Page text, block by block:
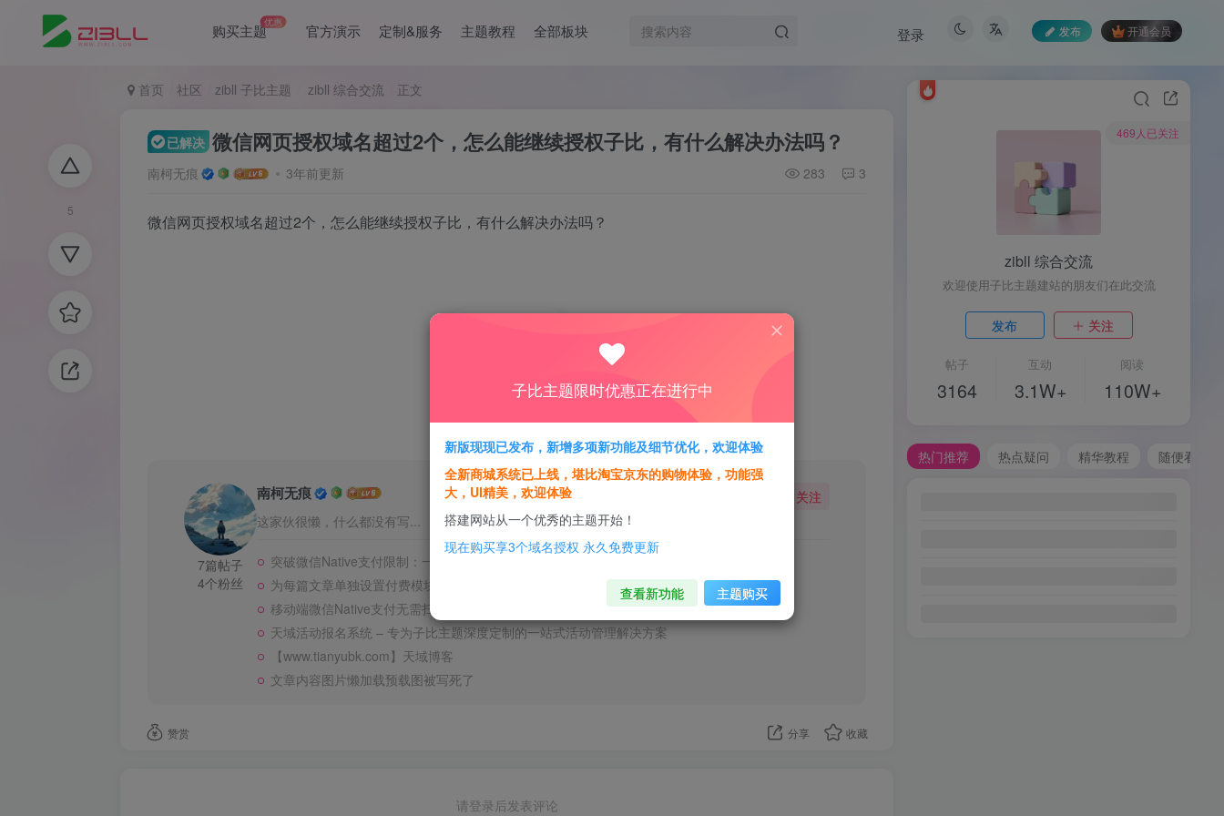
购买主题优惠 官方演示 定制&服务 主题教程 全部板块 发布 开通会员
登录
5
首页 社区 zibll 子比主题 zibll 综合交流 正文
已解决 微信网页授权域名超过2个，怎么能继续授权子比，有什么解决办法吗？
南柯无痕 3年前更新 283 3
微信网页授权域名超过2个，怎么能继续授权子比，有什么解决办法吗？
7篇帖子
4个粉丝
南柯无痕
这家伙很懒，什么都没有写...
关注
突破微信Native支付限制：一种无需扫码的H5支付替代方案
为每篇文章单独设置付费模块的显示位置，而不再局限于全局设置！
移动端微信Native支付无需扫码支付！解决无H5支付的烦恼。
天域活动报名系统 – 专为子比主题深度定制的一站式活动管理解决方案
【www.tianyubk.com】天域博客
文章内容图片懒加载预载图被写死了
赞赏 分享 收藏
请登录后发表评论
469人已关注
zibll 综合交流
欢迎使用子比主题建站的朋友们在此交流
发布 关注
帖子
3164
互动
3.1W+
阅读
110W+
热门推荐 热点疑问 精华教程 随便看看
子比主题限时优惠正在进行中
新版现现已发布，新增多项新功能及细节优化，欢迎体验
全新商城系统已上线，堪比淘宝京东的购物体验，功能强
大，UI精美，欢迎体验
搭建网站从一个优秀的主题开始！
现在购买享3个域名授权 永久免费更新
查看新功能 主题购买